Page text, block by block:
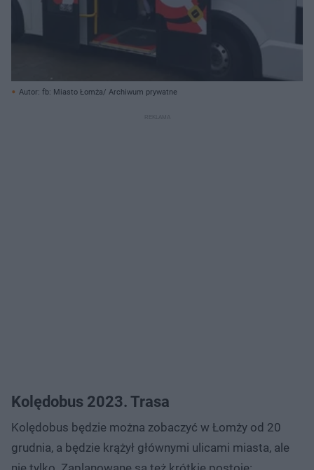
Autor: fb: Miasto Łomża/ Archiwum prywatne
Kolędobus 2023. Trasa
Kolędobus będzie można zobaczyć w Łomży od 20
grudnia, a będzie krążył głównymi ulicami miasta, ale